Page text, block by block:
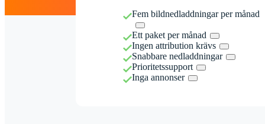
Fem bildnedladdningar per månad
Ett paket per månad
Ingen attribution krävs
Snabbare nedladdningar
Prioritetssupport
Inga annonser